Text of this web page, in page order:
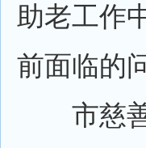
助老工作
前面临的
市慈善